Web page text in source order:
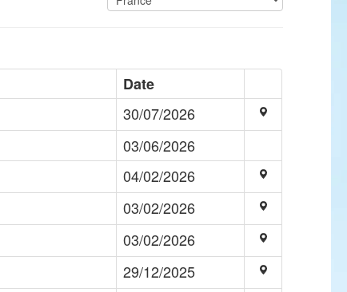
Date
30/07/2026
03/06/2026
04/02/2026
03/02/2026
03/02/2026
29/12/2025